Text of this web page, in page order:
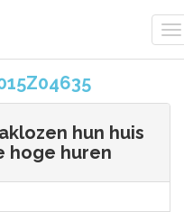
hun huis
hoge huren